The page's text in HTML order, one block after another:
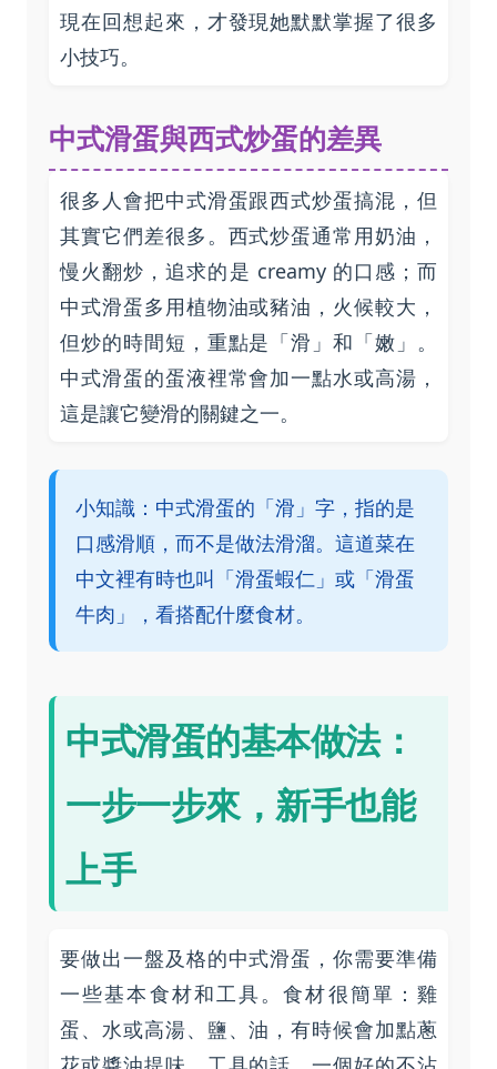
現在回想起來，才發現她默默掌握了很多
小技巧。
中式滑蛋與西式炒蛋的差異
很多人會把中式滑蛋跟西式炒蛋搞混，但
其實它們差很多。西式炒蛋通常用奶油，
慢火翻炒，追求的是 creamy 的口感；而
中式滑蛋多用植物油或豬油，火候較大，
但炒的時間短，重點是「滑」和「嫩」。
中式滑蛋的蛋液裡常會加一點水或高湯，
這是讓它變滑的關鍵之一。
小知識：中式滑蛋的「滑」字，指的是
口感滑順，而不是做法滑溜。這道菜在
中文裡有時也叫「滑蛋蝦仁」或「滑蛋
牛肉」，看搭配什麼食材。
中式滑蛋的基本做法：
一步一步來，新手也能
上手
要做出一盤及格的中式滑蛋，你需要準備
一些基本食材和工具。食材很簡單：雞
蛋、水或高湯、鹽、油，有時候會加點蔥